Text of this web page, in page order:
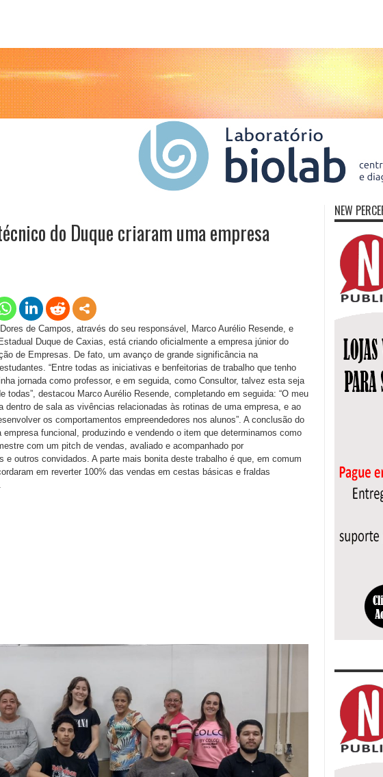
do Duque criaram uma empresa
de Campos, através do seu responsável, Marco Aurélio Resende, e
Duque de Caxias, está criando oficialmente a empresa júnior do
de Empresas. De fato, um avanço de grande significância na
“Entre todas as iniciativas e benfeitorias de trabalho que tenho
jornada como professor, e em seguida, como Consultor, talvez esta seja
todas”, destacou Marco Aurélio Resende, completando em seguida: “O meu
dentro de sala as vivências relacionadas às rotinas de uma empresa, e ao
os comportamentos empreendedores nos alunos”. A conclusão do
empresa funcional, produzindo e vendendo o item que determinamos como
com um pitch de vendas, avaliado e acompanhado por
e outros convidados. A parte mais bonita deste trabalho é que, em comum
em reverter 100% das vendas em cestas básicas e fraldas
NEW